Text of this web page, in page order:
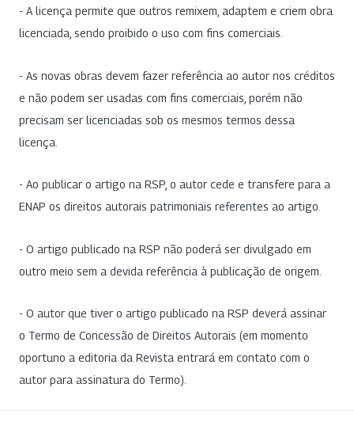
- A licença permite que outros remixem, adaptem e criem obra
licenciada, sendo proibido o uso com fins comerciais.
- As novas obras devem fazer referência ao autor nos créditos
e não podem ser usadas com fins comerciais, porém não
precisam ser licenciadas sob os mesmos termos dessa
licença.
- Ao publicar o artigo na RSP, o autor cede e transfere para a
ENAP os direitos autorais patrimoniais referentes ao artigo.
- O artigo publicado na RSP não poderá ser divulgado em
outro meio sem a devida referência à publicação de origem.
- O autor que tiver o artigo publicado na RSP deverá assinar
o Termo de Concessão de Direitos Autorais (em momento
oportuno a editoria da Revista entrará em contato com o
autor para assinatura do Termo).